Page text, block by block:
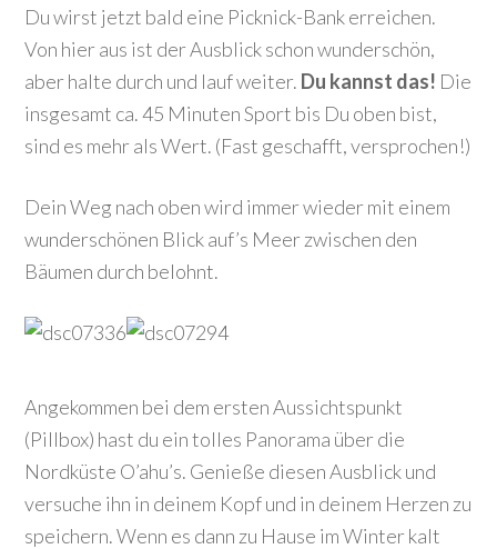
Du wirst jetzt bald eine Picknick-Bank erreichen.
Von hier aus ist der Ausblick schon wunderschön,
aber halte durch und lauf weiter. Du kannst das! Die
insgesamt ca. 45 Minuten Sport bis Du oben bist,
sind es mehr als Wert. (Fast geschafft, versprochen!)
Dein Weg nach oben wird immer wieder mit einem
wunderschönen Blick auf’s Meer zwischen den
Bäumen durch belohnt.
Angekommen bei dem ersten Aussichtspunkt
(Pillbox) hast du ein tolles Panorama über die
Nordküste O’ahu’s. Genieße diesen Ausblick und
versuche ihn in deinem Kopf und in deinem Herzen zu
speichern. Wenn es dann zu Hause im Winter kalt